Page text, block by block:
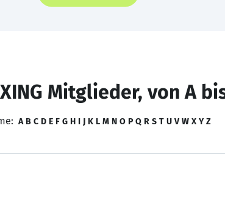
Mitglieder, von A
A B C D E F G H I J K L M N O P Q R S T U V W X Y Z